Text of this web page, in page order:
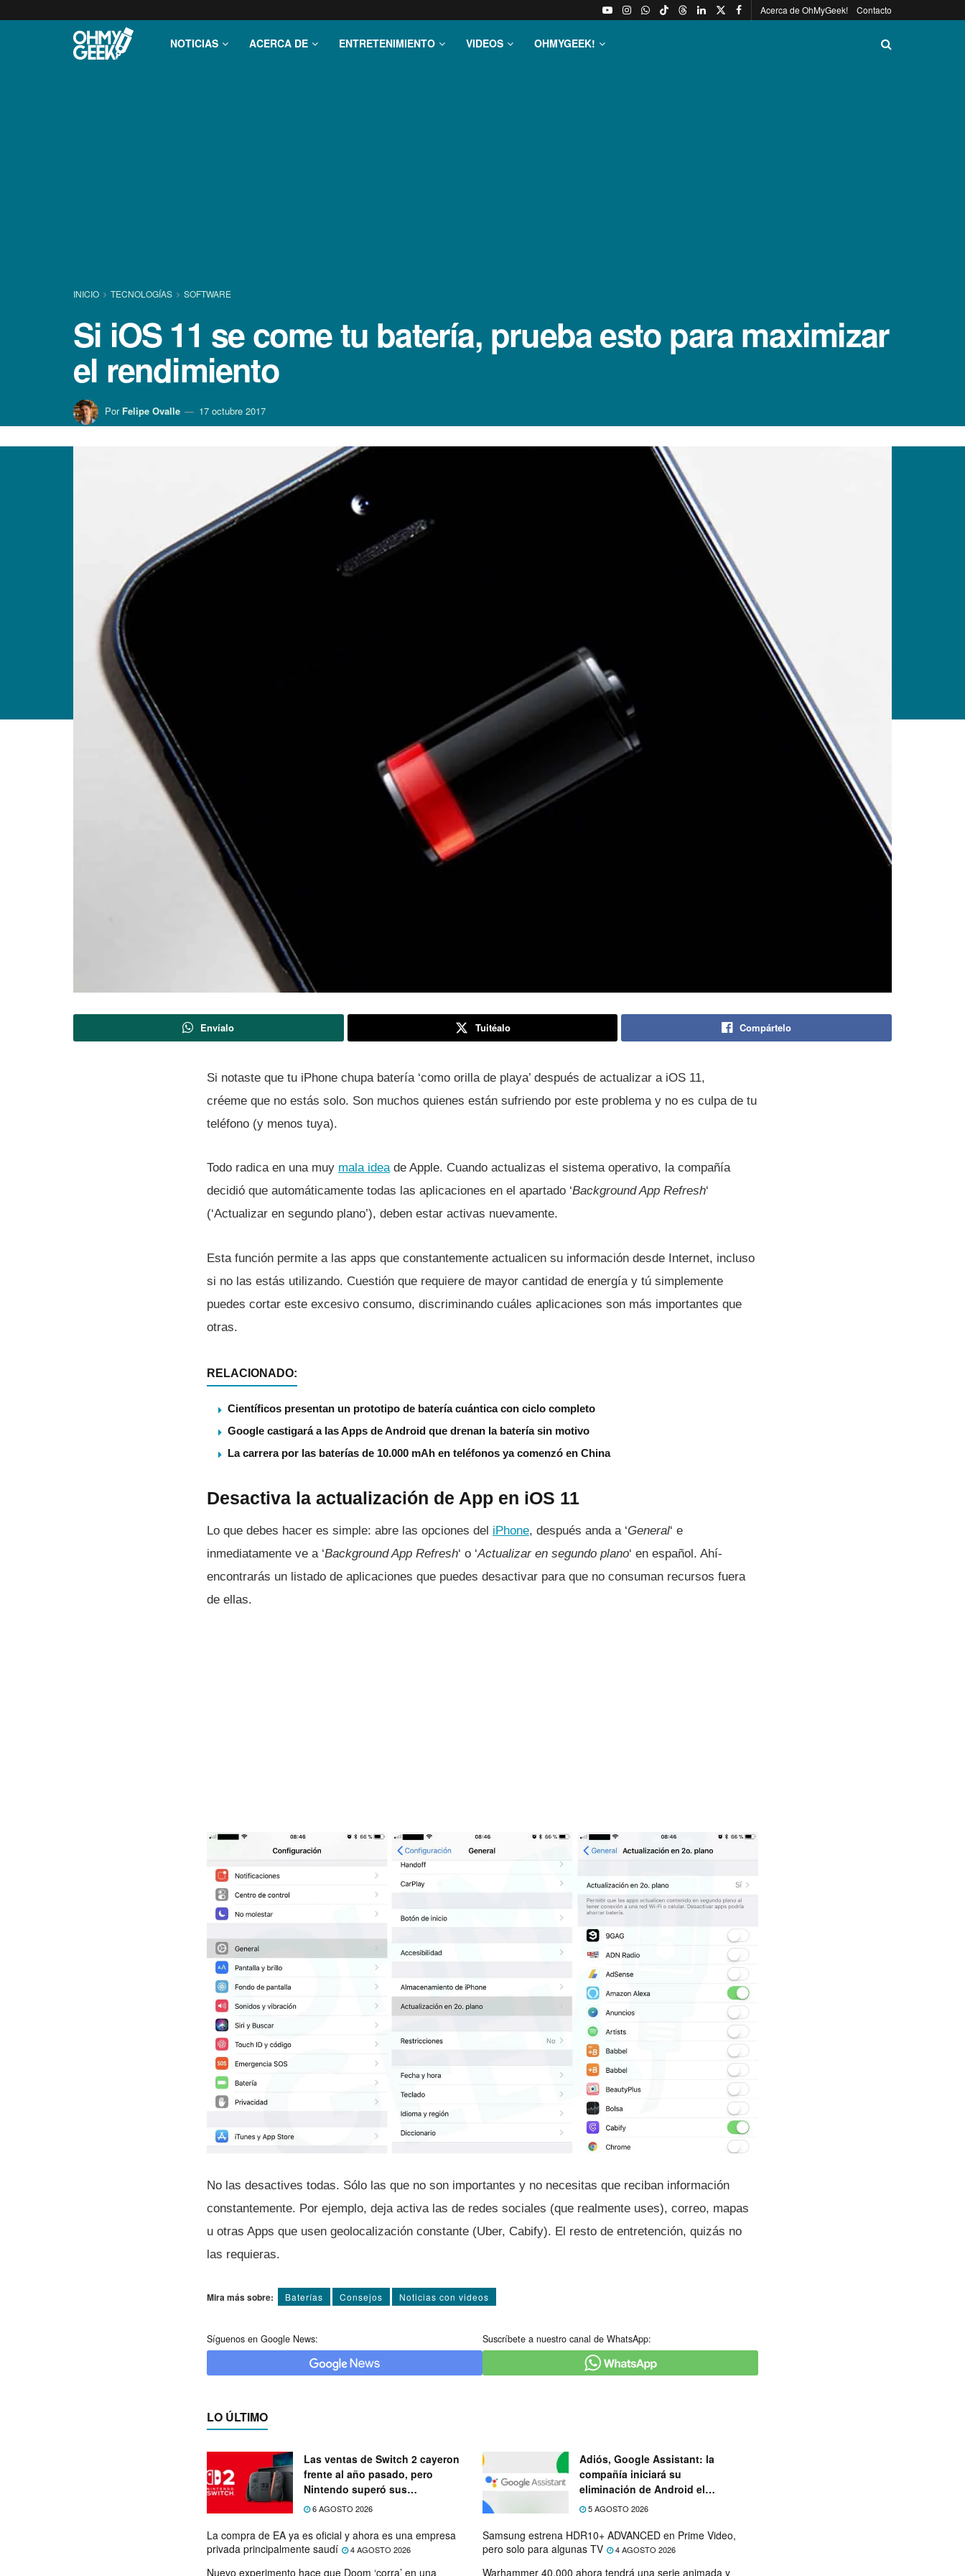
Acerca de OhMyGeek! Contacto
NOTICIAS ACERCA DE ENTRETENIMIENTO VIDEOS OHMYGEEK!
INICIO TECNOLOGÍ­AS SOFTWARE
Si iOS 11 se come tu baterí­a, prueba esto para maximizar
el rendimiento
Por Felipe Ovalle 17 octubre 2017
Envíalo Tuitéalo Compártelo
Si notaste que tu iPhone chupa baterí­a ‘como orilla de playa’ después de actualizar a iOS 11,
créeme que no estás solo. Son muchos quienes están sufriendo por este problema y no es culpa de tu
teléfono (y menos tuya).
Todo radica en una muy mala ideade Apple. Cuando actualizas el sistema operativo, la compañí­a
decidió que automáticamente todas las aplicaciones en el apartado ‘Background App Refresh‘
(‘Actualizar en segundo plano’), deben estar activas nuevamente.
Esta función permite a las apps que constantemente actualicen su información desde Internet, incluso
si no las estás utilizando. Cuestión que requiere de mayor cantidad de energí­a y tú simplemente
puedes cortar este excesivo consumo, discriminando cuáles aplicaciones son más importantes que
otras.
RELACIONADO:
Científicos presentan un prototipo de batería cuántica con ciclo completo
Google castigará a las Apps de Android que drenan la batería sin motivo
La carrera por las baterías de 10.000 mAh en teléfonos ya comenzó en China
Desactiva la actualización de App en iOS 11
Lo que debes hacer es simple: abre las opciones del iPhone, después anda a ‘General‘ e
inmediatamente ve a ‘Background App Refresh‘ o ‘Actualizar en segundo plano‘ en español. Ahí­
encontrarás un listado de aplicaciones que puedes desactivar para que no consuman recursos fuera
de ellas.
No las desactives todas. Sólo las que no son importantes y no necesitas que reciban información
constantemente. Por ejemplo, deja activa las de redes sociales (que realmente uses), correo, mapas
u otras Apps que usen geolocalización constante (Uber, Cabify). El resto de entretención, quizás no
las requieras.
Mira más sobre: Baterí­as Consejos Noticias con videos
Síguenos en Google News: Suscríbete a nuestro canal de WhatsApp:
LO ÚLTIMO
Las ventas de Switch 2 cayeron
frente al año pasado, pero
Nintendo superó sus
expectativas
6 AGOSTO 2026
Adiós, Google Assistant: la
compañía iniciará su
eliminación de Android el
próximo mes
5 AGOSTO 2026
La compra de EA ya es oficial y ahora es una empresa
privada principalmente saudí
4 AGOSTO 2026
Samsung estrena HDR10+ ADVANCED en Prime Video,
pero solo para algunas TV
4 AGOSTO 2026
Nuevo experimento hace que Doom ‘corra’ en una Warhammer 40.000 ahora tendrá una serie animada y